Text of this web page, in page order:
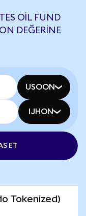
OIL FUND
DEĞERINE
USOON
IJHON
ET
Tokenized)